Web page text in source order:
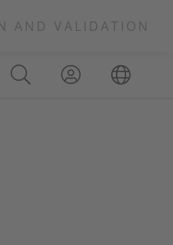
AND VALIDATION